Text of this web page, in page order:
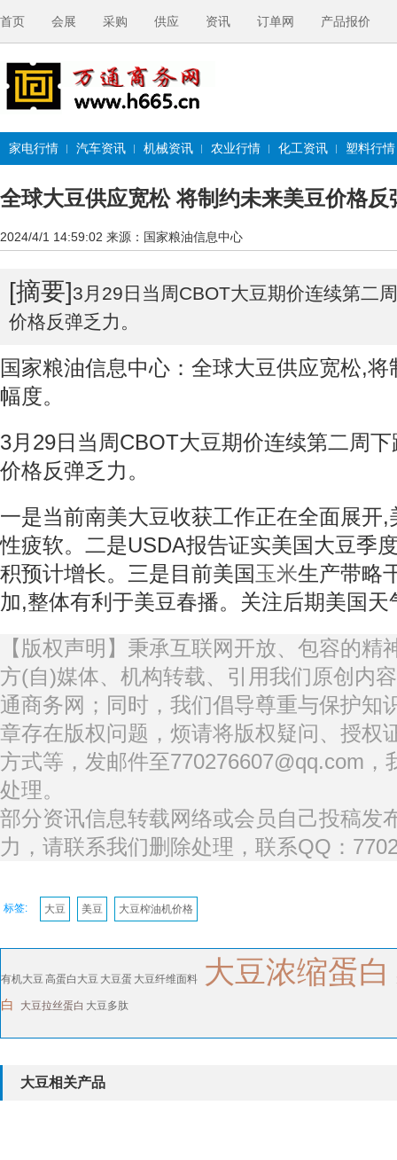
首页 会展 采购 供应 资讯 订单网 产品报价
家电行情 汽车资讯 机械资讯 农业行情 化工资讯 塑料行情
全球大豆供应宽松 将制约未来美豆价格反
2024/4/1 14:59:02 来源：国家粮油信息中心
[摘要]3月29日当周CBOT大豆期价连续第二
价格反弹乏力。
国家粮油信息中心：全球大豆供应宽松,
幅度。
3月29日当周CBOT大豆期价连续第二周
价格反弹乏力。
一是当前南美大豆收获工作正在全面展开
性疲软。二是USDA报告证实美国大豆季
积预计增长。三是目前美国 玉米生产带略
加,整体有利于美豆春播。关注后期美国天
【版权声明】秉承互联网开放、包容的精
方(自)媒体、机构转载、引用我们原创内
通商务网；同时，我们倡导尊重与保护知
章存在版权问题，烦请将版权疑问、授权
方式等，发邮件至770276607@qq.com，
处理。
部分资讯信息转载网络或会员自己投稿发
力，请联系我们删除处理，联系QQ：
标签: 大豆 美豆 大豆榨油机价格
有机大豆 高蛋白大豆 大豆蛋 大豆纤维面料 大豆浓缩蛋白
白 大豆拉丝蛋白 大豆多肽
大豆相关产品